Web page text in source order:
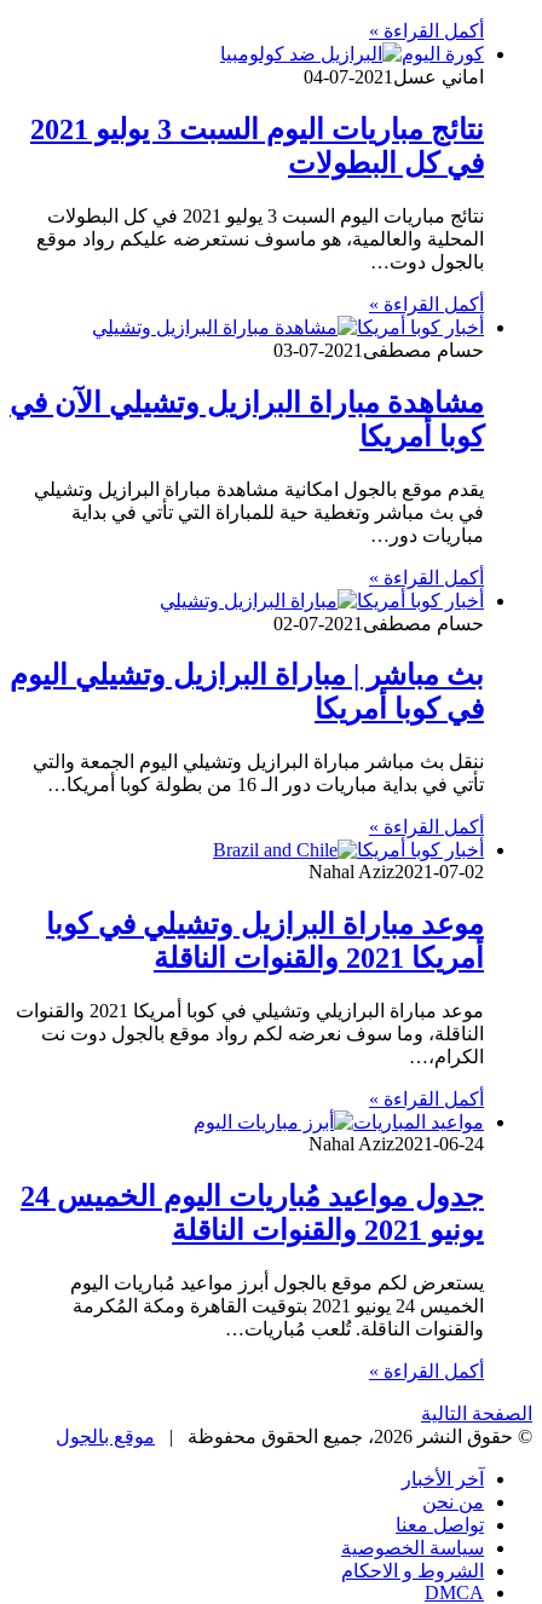
أكمل القراءة »
كورة اليوم
اماني عسل 2021-07-04
نتائج مباريات اليوم السبت 3 يوليو 2021
في كل البطولات
نتائج مباريات اليوم السبت 3 يوليو 2021 في كل البطولات
المحلية والعالمية، هو ماسوف نستعرضه عليكم رواد موقع
بالجول دوت…
أكمل القراءة »
أخبار كوبا أمريكا
حسام مصطفى 2021-07-03
مشاهدة مباراة البرازيل وتشيلي الآن في
كوبا أمريكا
يقدم موقع بالجول امكانية مشاهدة مباراة البرازيل وتشيلي
في بث مباشر وتغطية حية للمباراة التي تأتي في بداية
مباريات دور…
أكمل القراءة »
أخبار كوبا أمريكا
حسام مصطفى 2021-07-02
بث مباشر | مباراة البرازيل وتشيلي اليوم
في كوبا أمريكا
ننقل بث مباشر مباراة البرازيل وتشيلي اليوم الجمعة والتي
تأتي في بداية مباريات دور الـ 16 من بطولة كوبا أمريكا…
أكمل القراءة »
أخبار كوبا أمريكا
Nahal Aziz2021-07-02
موعد مباراة البرازيل وتشيلي في كوبا
أمريكا 2021 والقنوات الناقلة
موعد مباراة البرازيلي وتشيلي في كوبا أمريكا 2021 والقنوات
الناقلة، وما سوف نعرضه لكم رواد موقع بالجول دوت نت
الكرام،…
أكمل القراءة »
مواعيد المباريات
Nahal Aziz2021-06-24
جدول مواعيد مُباريات اليوم الخميس 24
يونيو 2021 والقنوات الناقلة
يستعرض لكم موقع بالجول أبرز مواعيد مُباريات اليوم
الخميس 24 يونيو 2021 بتوقيت القاهرة ومكة المُكرمة
والقنوات الناقلة. تُلعب مُباريات…
أكمل القراءة »
الصفحة التالية
© حقوق النشر 2026، جميع الحقوق محفوظة |
موقع بالجول
آخر الأخبار
من نحن
تواصل معنا
سياسة الخصوصية
الشروط و الاحكام
DMCA